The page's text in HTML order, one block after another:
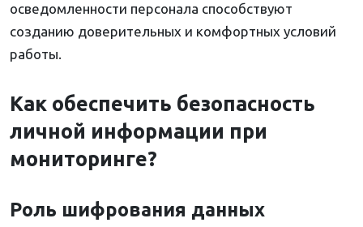
осведомленности персонала способствуют
созданию доверительных и комфортных условий
работы.
Как обеспечить безопасность
личной информации при
мониторинге?
Роль шифрования данных